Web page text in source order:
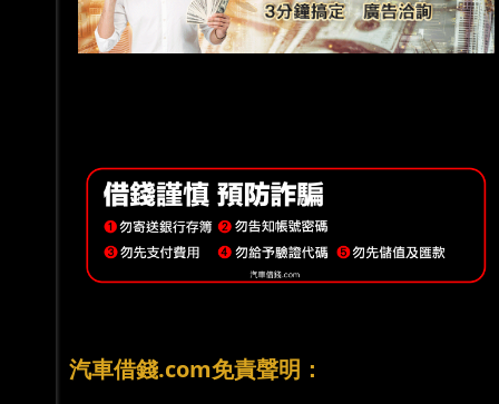
汽車借錢.com免責聲明：